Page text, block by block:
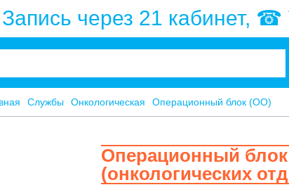
Запись через 21 кабинет,
Службы Онкологическая Операционный блок (ОО)
Операционный блок
(онкологических